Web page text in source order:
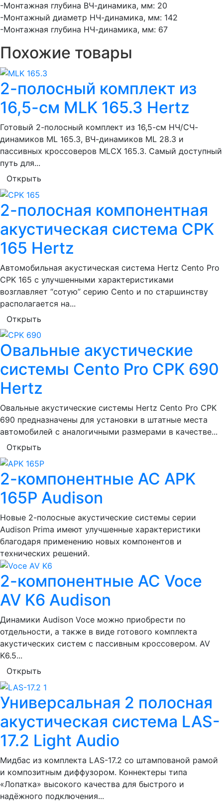
-Монтажная глубина ВЧ-динамика, мм: 20
-Монтажный диаметр НЧ-динамика, мм: 142
-Монтажная глубина НЧ-динамика, мм: 67
Похожие товары
2-полосный комплект из
16,5-см MLK 165.3 Hertz
Готовый 2-полосный комплект из 16,5-см НЧ/СЧ-
динамиков ML 165.3, ВЧ-динамиков ML 28.3 и
пассивных кроссоверов MLCX 165.3. Самый доступный
путь для...
Открыть
2-полосная компонентная
акустическая система CPK
165 Hertz
Автомобильная акустическая система Hertz Cento Pro
CPK 165 c улучшенными характеристиками
возглавляет “сотую” серию Cento и по старшинству
располагается на...
Открыть
Овальные акустические
системы Cento Pro CPK 690
Hertz
Овальные акустические системы Hertz Cento Pro CPK
690 предназначены для установки в штатные места
автомобилей с аналогичными размерами в качестве...
Открыть
2-компонентные АС APK
165P Audison
Новые 2-полосные акустические системы серии
Audison Prima имеют улучшенные характеристики
благодаря применению новых компонентов и
технических решений.
2-компонентные АС Voce
AV K6 Audison
Динамики Audison Voce можно приобрести по
отдельности, а также в виде готового комплекта
акустических систем с пассивным кроссовером. AV
K6.5...
Открыть
Универсальная 2 полосная
акустическая система LAS-
17.2 Light Audio
Мидбас из комплекта LAS-17.2 со штампованой рамой
и композитным диффузором. Коннектеры типа
«Лопатка» высокого качества для быстрого и
надёжного подключения...